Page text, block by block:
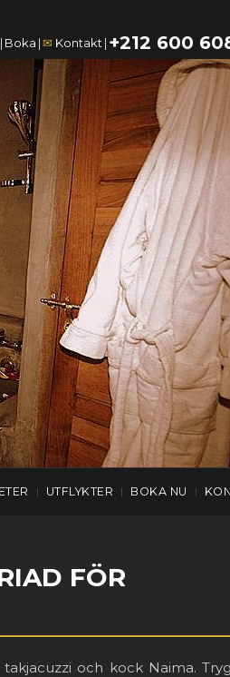
| Boka |✉ Kontakt | +212 600
| UTFLYKTER | BOKA NU |
FÖR
och kock Naima.